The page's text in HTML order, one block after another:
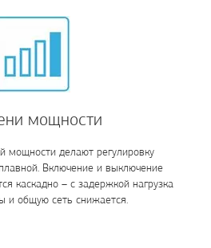
мощности
мощности делают регулировку
Включение и выключение
каскадно – с задержкой нагрузка
и общую сеть снижается.